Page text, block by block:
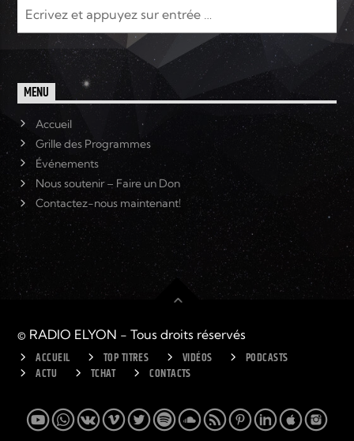
MENU
Accueil
Grille des Programmes
Événements
Nous soutenir – Faire un Don
Contactez-nous maintenant!
© RADIO ELYON - Tous droits réservés
ACCUEIL TOP TITRES VIDÉOS
PODCASTS
ACTU
TCHAT CONTACTS